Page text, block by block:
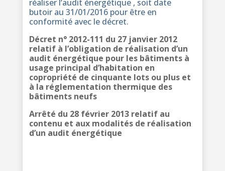
réaliser l’audit énergétique , soit date
butoir au 31/01/2016 pour être en
conformité avec le décret.
Décret n° 2012-111 du 27 janvier 2012
relatif à l’obligation de réalisation d’un
audit énergétique pour les bâtiments à
usage principal d’habitation en
copropriété de cinquante lots ou plus et
à la réglementation thermique des
bâtiments neufs
Arrêté du 28 février 2013 relatif au
contenu et aux modalités de réalisation
d’un audit énergétique